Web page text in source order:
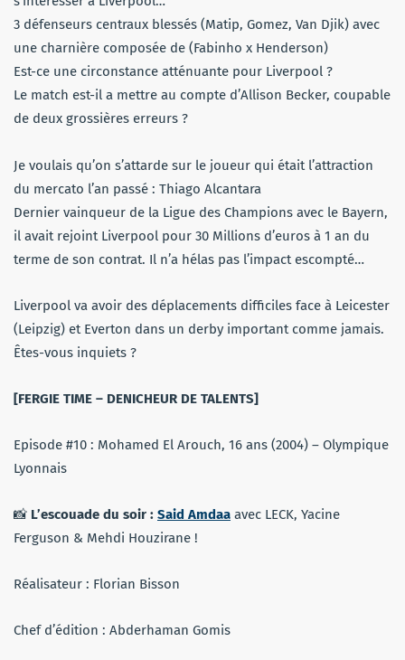
3 défenseurs centraux blessés (Matip, Gomez, Van Djik) avec
une charnière composée de (Fabinho x Henderson)
Est-ce une circonstance atténuante pour Liverpool ?
Le match est-il a mettre au compte d’Allison Becker, coupable
de deux grossières erreurs ?
Je voulais qu’on s’attarde sur le joueur qui était l’attraction
du mercato l’an passé : Thiago Alcantara
Dernier vainqueur de la Ligue des Champions avec le Bayern,
il avait rejoint Liverpool pour 30 Millions d’euros à 1 an du
terme de son contrat. Il n’a hélas pas l’impact escompté…
Liverpool va avoir des déplacements difficiles face à Leicester
(Leipzig) et Everton dans un derby important comme jamais.
Êtes-vous inquiets ?
[FERGIE TIME – DENICHEUR DE TALENTS]
Episode #10 : Mohamed El Arouch, 16 ans (2004) – Olympique
Lyonnais
📸 L’escouade du soir : Said Amdaa avec LECK, Yacine
Ferguson & Mehdi Houzirane !
Réalisateur : Florian Bisson
Chef d’édition : Abderhaman Gomis